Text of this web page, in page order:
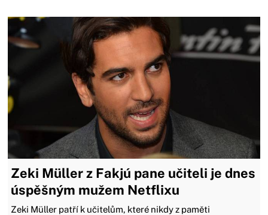
Zeki Müller z Fakjú pane učiteli je dnes
úspěšným mužem Netflixu
Zeki Müller patří k učitelům, které nikdy z paměti